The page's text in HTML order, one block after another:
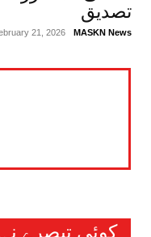
تصدیق
MASKN News
21, 2026
کوئی تبصرے